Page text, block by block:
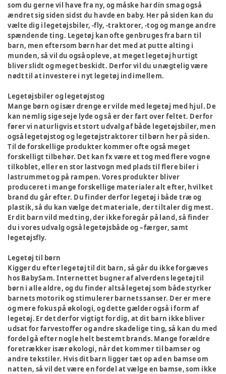
som du gerne vil have fra ny, og måske har din smag også
ændret sig siden sidst du havde en baby. Her på siden kan du
vælte dig i legetøjsbiler, -fly, -traktorer, -tog og mange andre
spændende ting. Legetøj kan ofte genbruges fra barn til
barn, men eftersom børn har det med at putte alting i
munden, så vil du også opleve, at meget legetøj hurtigt
bliver slidt og meget beskidt. Derfor vil du unægtelig være
nødt til at investere i nyt legetøj ind imellem.
Legetøjsbiler og legetøjstog
Mange børn og især drenge er vilde med legetøj med hjul. De
kan nemlig sige seje lyde og så er der fart over feltet. Derfor
fører vi naturligvis et stort udvalg af både legetøjsbiler, men
også legetøjstog og legetøjstraktorer til børn her på siden.
Til de forskellige produkter kommer ofte også meget
forskelligt tilbehør. Det kan fx være et tog med flere vogne
tilkoblet, eller en stor lastvogn med plads til flere biler i
lastrummet og på rampen. Vores produkter bliver
produceret i mange forskellige materialer alt efter, hvilket
brand du går efter. Du finder derfor legetøj i både træ og
plastik, så du kan vælge det materiale, der tiltaler dig mest.
Er dit barn vild med ting, der ikke foregår på land, så finder
du i vores udvalg også legetøjsbåde og –færger, samt
legetøjsfly.
Legetøj til børn
Kigger du efter legetøj til dit barn, så går du ikke forgæves
hos BabySam. Internettet bugner af alverdens legetøj til
børn i alle aldre, og du finder altså legetøj som både styrker
barnets motorik og stimulerer barnets sanser. Der er mere
og mere fokus på økologi, og dette gælder også i form af
legetøj. Er det derfor vigtigt for dig, at dit barn ikke bliver
udsat for farvestoffer og andre skadelige ting, så kan du med
fordel gå efter nogle helt bestemt brands. Mange forældre
foretrækker især økologi, når det kommer til bamser og
andre tekstiler. Hvis dit barn ligger tæt op ad en bamse om
natten, så vil det være en fordel at vælge en bamse, som ikke